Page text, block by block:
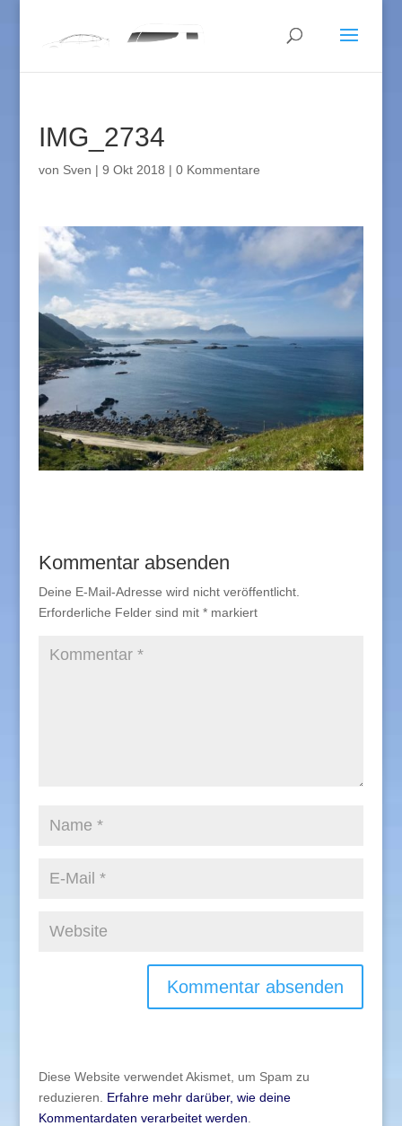
IMG_2734
von Sven | 9 Okt 2018 | 0 Kommentare
Kommentar absenden
Deine E-Mail-Adresse wird nicht veröffentlicht.
Erforderliche Felder sind mit *markiert
Diese Website verwendet Akismet, um Spam zu
reduzieren. Erfahre mehr darüber, wie deine
Kommentardaten verarbeitet werden